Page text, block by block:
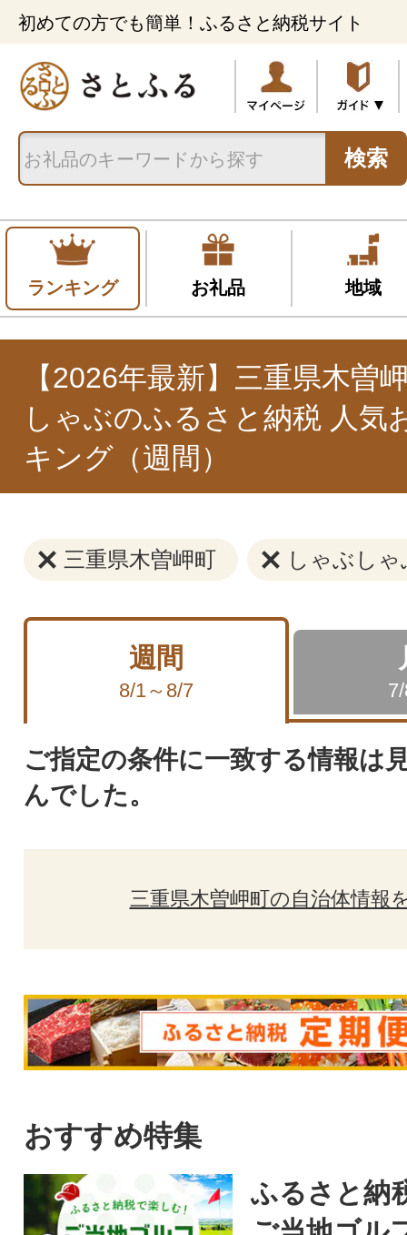
初めての方でも簡単！ふるさと納税サイト
検索
ランキング お礼品 地域
【2026年最新】三重県木曽
しゃぶのふるさと納税 人気
キング（週間）
三重県木曽岬町 しゃぶしゃ
週間
8/1～8/7
ご指定の条件に一致する情報は
んでした。
三重県木曽岬町の自治体情報
おすすめ特集
ふるさと納